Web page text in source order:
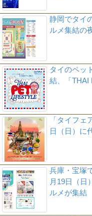
静岡でタイ
ルメ集結の
タイのペッ
結、「THAI
「タイフェ
日（日）に
兵庫・宝塚
月19日（日
ルメが集結